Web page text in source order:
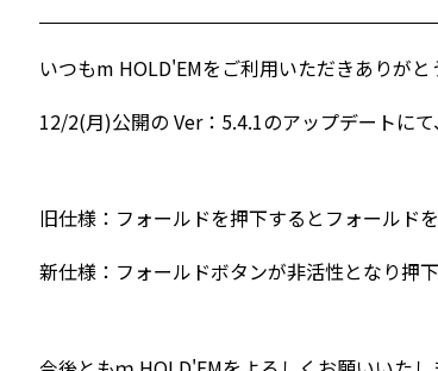
いつもm HOLD'EMをご利用いただきありがと
12/2(月)公開の Ver：5.4.1のアップデートに
旧仕様：フォールドを押下するとフォールド
新仕様：フォールドボタンが非活性となり押下